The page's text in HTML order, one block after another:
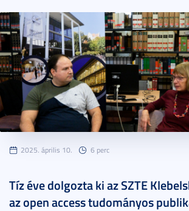
2025. április 10. 6 perc
Tíz éve dolgozta ki az SZTE
az open access tudományos